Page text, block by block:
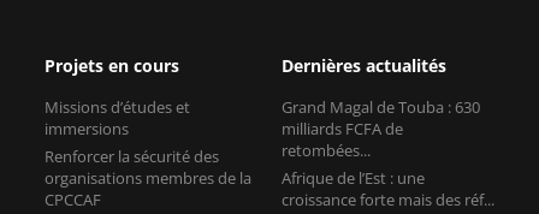
Projets en cours
Missions d’études et
immersions
Renforcer la sécurité des
organisations membres de la
CPCCAF
Dernières actualités
Grand Magal de Touba : 630
milliards FCFA de
retombées...
Afrique de l’Est : une
croissance forte mais des réf...